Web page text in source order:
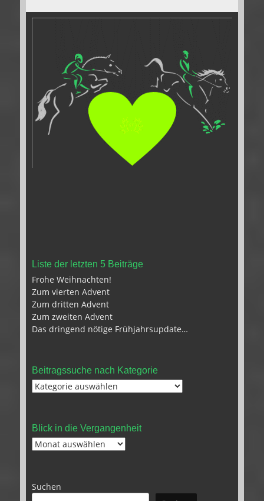
Liste der letzten 5 Beiträge
Frohe Weihnachten!
Zum vierten Advent
Zum dritten Advent
Zum zweiten Advent
Das dringend nötige Frühjahrsupdate…
Beitragssuche nach Kategorie
Beitragssuche
Blick in die Vergangenheit
Blick
Suchen